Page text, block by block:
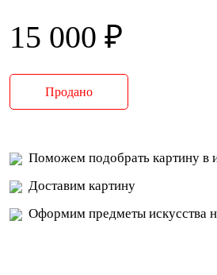
15 000 ₽
Продано
Поможем подобрать картину в
Доставим картину
Оформим предметы искусства